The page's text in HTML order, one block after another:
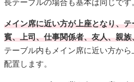
トで、全員が同時にメイン席を見る
逆に並び順がはっきりしているの
細かい配慮が必要です。
特に会社の上司など役職順に間違い